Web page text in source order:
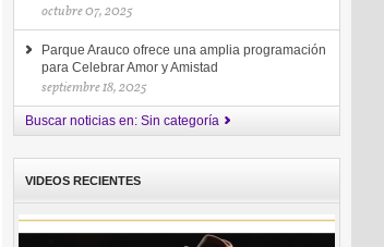
octubre 07, 2025
Parque Arauco ofrece una amplia programación
para Celebrar Amor y Amistad
septiembre 18, 2025
Buscar noticias en: Sin categoría
VIDEOS RECIENTES